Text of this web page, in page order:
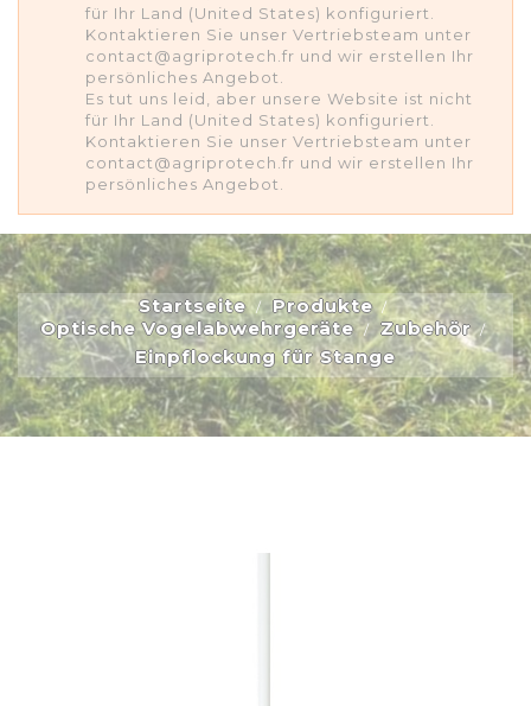
für Ihr Land (United States) konfiguriert.
Kontaktieren Sie unser Vertriebsteam unter
contact@agriprotech.fr und wir erstellen Ihr
persönliches Angebot.
Es tut uns leid, aber unsere Website ist nicht
für Ihr Land (United States) konfiguriert.
Kontaktieren Sie unser Vertriebsteam unter
contact@agriprotech.fr und wir erstellen Ihr
persönliches Angebot.
Startseite
Produkte
Optische Vogelabwehrgeräte
Zubehör
Einpflockung für Stange